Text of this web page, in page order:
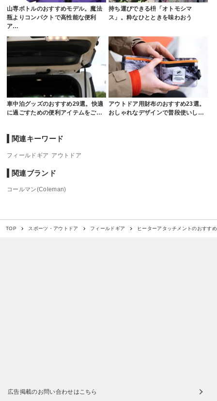
山専ボトルのおすすめモデル。魔法
瓶よりコンパクトで高性能な便利
ア…
持ち運びできる枡「オトモシマ
ス」。粋なひとときを味わおう
車中泊グッズのおすすめ29選。快適
に過ごすための便利アイテムをご…
アウトドア用財布のおすすめ23選。
おしゃれなデザインで普段使いし…
関連キーワード
フィールドギア アウトドア
関連ブランド
コールマン(Coleman)
TOP スポーツ・アウトドア フィールドギア ヒーターアタッチメントのおすす
広告掲載のお問い合わせはこちら